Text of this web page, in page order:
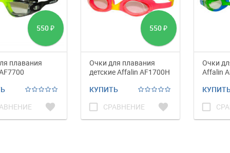
550 ₽
плавания
favorite
550 ₽
Очки для плавания
детские Affalin AF1700H
КУПИТЬ
check_box_outline_blank СРАВНЕНИЕ favorite
Очки
Affalin
check_box_outline_blank